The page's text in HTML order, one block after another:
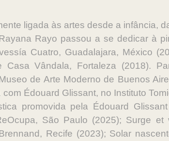
ligada às artes desde a infância,
Rayo passou a se dedicar à
Cuatro, Guadalajara, México
Casa Vândala, Fortaleza (2018).
de Arte Moderno de Buenos
Édouard Glissant, no Instituto
promovida pela Édouard
São Paulo (2025); Surge
Recife (2023); Solar